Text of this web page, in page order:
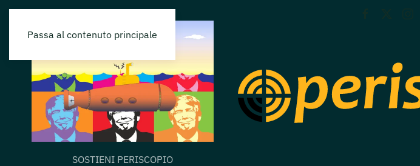
Passa al contenuto principale
SOSTIENI PERISCOPIO